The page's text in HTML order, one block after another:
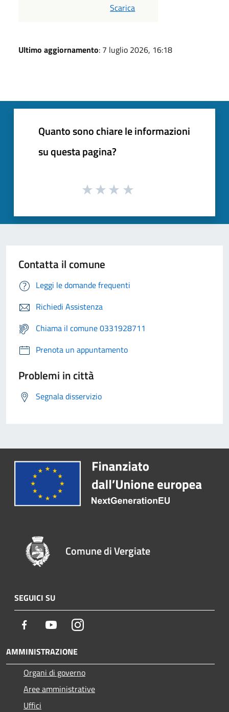
Scarica
Ultimo aggiornamento: 7 luglio 2026, 16:18
Quanto sono chiare le informazioni
su questa pagina?
Contatta il comune
Leggi le domande frequenti
Richiedi Assistenza
Chiama il comune 0331928711
Prenota un appuntamento
Problemi in città
Segnala disservizio
Comune di Vergiate
SEGUICI SU
Facebook YoutubeInstagram
AMMINISTRAZIONE
Organi di governo
Aree amministrative
Uffici